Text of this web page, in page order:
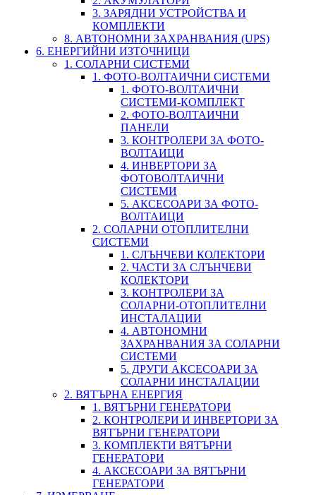
3. ЗАРЯДНИ УСТРОЙСТВА И
КОМПЛЕКТИ
8. АВТОНОМНИ ЗАХРАНВАНИЯ (UPS)
6. ЕНЕРГИЙНИ ИЗТОЧНИЦИ
1. СОЛАРНИ СИСТЕМИ
1. ФОТО-ВОЛТАИЧНИ СИСТЕМИ
1. ФОТО-ВОЛТАИЧНИ
СИСТЕМИ-КОМПЛЕКТ
2. ФОТО-ВОЛТАИЧНИ
ПАНЕЛИ
3. КОНТРОЛЕРИ ЗА ФОТО-
ВОЛТАИЦИ
4. ИНВЕРТОРИ ЗА
ФОТОВОЛТАИЧНИ
СИСТЕМИ
5. АКСЕСОАРИ ЗА ФОТО-
ВОЛТАИЦИ
2. СОЛАРНИ ОТОПЛИТЕЛНИ
СИСТЕМИ
1. СЛЪНЧЕВИ КОЛЕКТОРИ
2. ЧАСТИ ЗА СЛЪНЧЕВИ
КОЛЕКТОРИ
3. КОНТРОЛЕРИ ЗА
СОЛАРНИ-ОТОПЛИТЕЛНИ
ИНСТАЛАЦИИ
4. АВТОНОМНИ
ЗАХРАНВАНИЯ ЗА СОЛАРНИ
СИСТЕМИ
5. ДРУГИ АКСЕСОАРИ ЗА
СОЛАРНИ ИНСТАЛАЦИИ
2. ВЯТЪРНА ЕНЕРГИЯ
1. ВЯТЪРНИ ГЕНЕРАТОРИ
2. КОНТРОЛЕРИ И ИНВЕРТОРИ ЗА
ВЯТЪРНИ ГЕНЕРАТОРИ
3. КОМПЛЕКТИ ВЯТЪРНИ
ГЕНЕРАТОРИ
4. АКСЕСОАРИ ЗА ВЯТЪРНИ
ГЕНЕРАТОРИ